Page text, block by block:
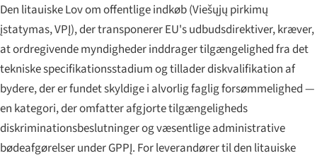
Den litauiske Lov om offentlige indkøb (Viešųjų pirkimų
įstatymas, VPĮ), der transponerer EU's udbudsdirektiver, kræver,
at ordregivende myndigheder inddrager tilgængelighed fra det
tekniske specifikationsstadium og tillader diskvalifikation af
bydere, der er fundet skyldige i alvorlig faglig forsømmelighed —
en kategori, der omfatter afgjorte tilgængeligheds
diskriminationsbeslutninger og væsentlige administrative
bødeafgørelser under GPPĮ. For leverandører til den litauiske